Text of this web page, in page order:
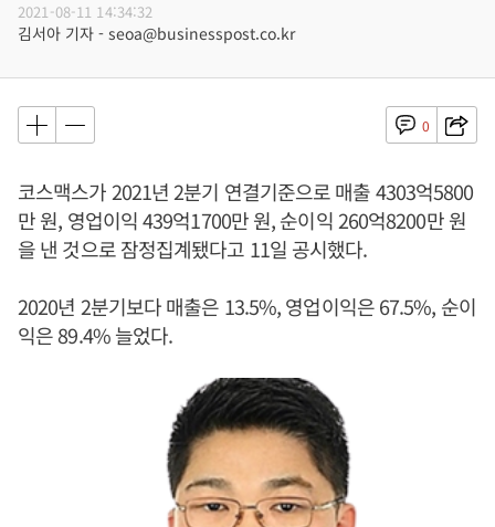
2021-08-11 14:34:32
김서아 기자 - seoa@businesspost.co.kr
0
코스맥스가 2021년 2분기 연결기준으로 매출 4303억5800
만 원, 영업이익 439억1700만 원, 순이익 260억8200만 원
을 낸 것으로 잠정집계됐다고 11일 공시했다.
2020년 2분기보다 매출은 13.5%, 영업이익은 67.5%, 순이
익은 89.4% 늘었다.